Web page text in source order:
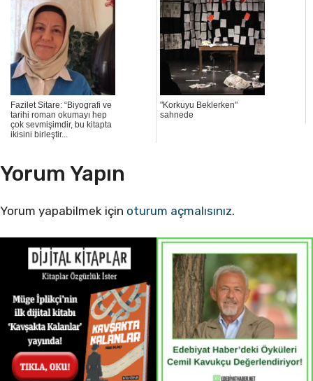
Fazilet Sitare: “Biyografi ve
tarihi roman okumayı hep
çok sevmişimdir, bu kitapta
ikisini birleştir...
"Korkuyu Beklerken"
sahnede
Yorum Yapın
Yorum yapabilmek için oturum açmalısınız.